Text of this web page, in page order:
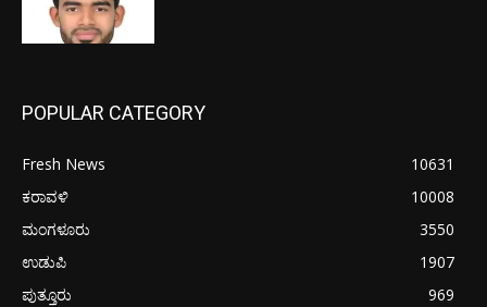
POPULAR CATEGORY
Fresh News
10631
ಕರಾವಳಿ
10008
ಮಂಗಳೂರು
3550
ಉಡುಪಿ
1907
ಪುತ್ತೂರು
969